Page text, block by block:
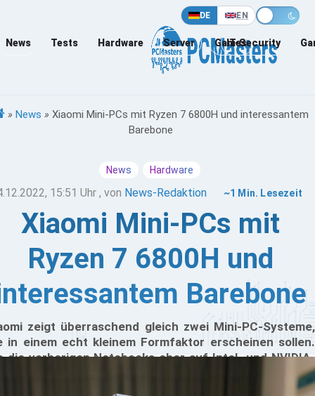
DE EN
News Tests Hardware Server Games
IT-Security
» News » Xiaomi Mini-PCs mit Ryzen 7 6800H und interessantem
Barebone
News Hardware
15:51 Uhr , von News-Redaktion ~1 Min. Lesezeit
Xiaomi Mini-PCs mit
Ryzen 7 6800H und
Barebone
zeigt überraschend gleich zwei Mini-PC-Systeme,
in einem echt kleinem Formfaktor erscheinen sollen.
die vorherigen Notebooks eher auf Intel- und NVIDIA-
setzten, geht Xiaomi nun dazu über AMD-
zu verwenden. Die beiden Systeme hätten